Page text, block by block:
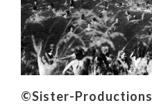
©Sister-Productions